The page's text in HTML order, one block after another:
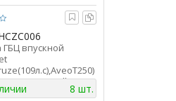
ГБЦ впускной
Parts-Mall
ан 96896007 /
8 шт.